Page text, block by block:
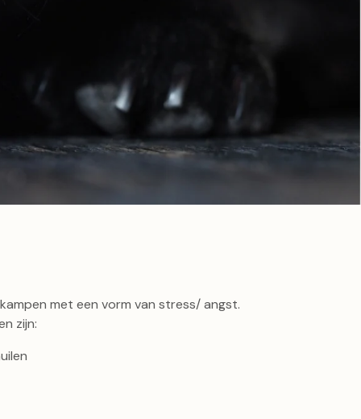
met een vorm van stress/ angst.
zijn: